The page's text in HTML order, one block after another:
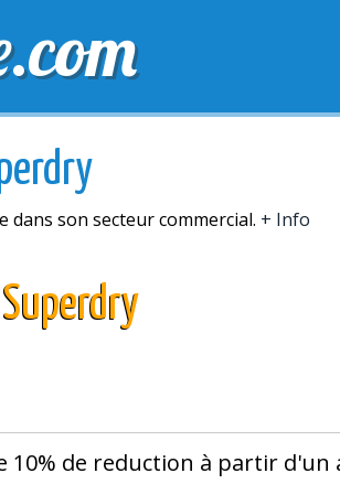
EXCLUSIFS
dans son secteur commercial. + Info
10% de reduction à partir d'un